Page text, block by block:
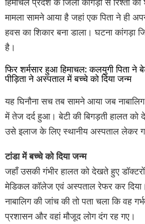
हिमाचल प्रदेश के जिला कांगड़ा से रिश्तों को
मामला सामने आया है जहां एक पिता ने ही
हवस का शिकार बना डाला। घटना कांगड़ा
है।
फिर शर्मसार हुआ हिमाचल: कलयुगी पिता ने
पीड़िता ने अस्पताल में बच्चे को दिया जन्म
यह घिनौना सच तब सामने आया जब
में तेज दर्द हुआ। बेटी की बिगड़ती हालत को
उसे इलाज के लिए स्थानीय अस्पताल लेकर
टांडा में बच्चे को दिया जन्म
जहाँ उसकी गंभीर हालत को देखते हुए डॉक्टरों
मेडिकल कॉलेज एवं अस्पताल रेफर कर
नाबालिग की जांच की तो पता चला कि वह
प्रशासन और वहां मौजूद लोग दंग रह गए।